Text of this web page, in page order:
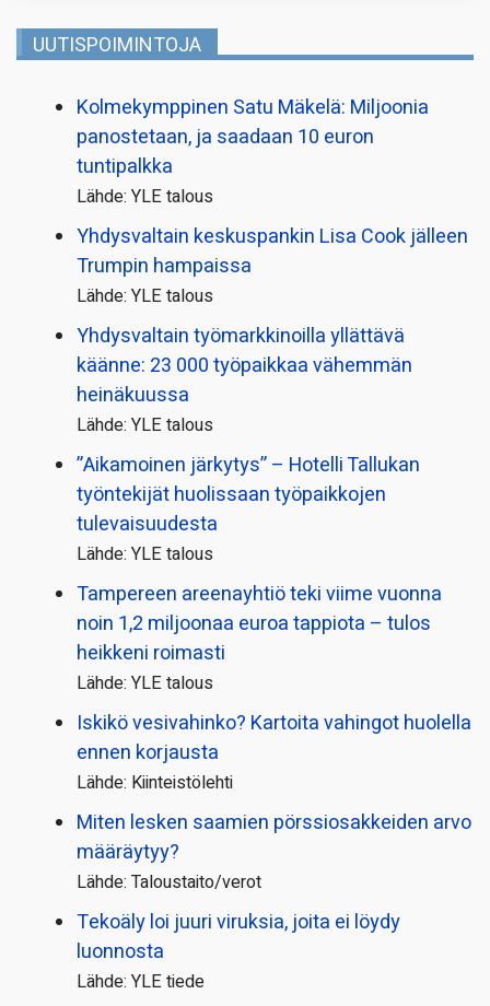
UUTISPOIMINTOJA
Kolmekymppinen Satu Mäkelä: Miljoonia
panostetaan, ja saadaan 10 euron
tuntipalkka
Lähde: YLE talous
Yhdysvaltain keskuspankin Lisa Cook jälleen
Trumpin hampaissa
Lähde: YLE talous
Yhdysvaltain työmarkkinoilla yllättävä
käänne: 23 000 työpaikkaa vähemmän
heinäkuussa
Lähde: YLE talous
”Aikamoinen järkytys” – Hotelli Tallukan
työntekijät huolissaan työpaikkojen
tulevaisuudesta
Lähde: YLE talous
Tampereen areenayhtiö teki viime vuonna
noin 1,2 miljoonaa euroa tappiota – tulos
heikkeni roimasti
Lähde: YLE talous
Iskikö vesivahinko? Kartoita vahingot huolella
ennen korjausta
Lähde: Kiinteistölehti
Miten lesken saamien pörssi­osakkeiden arvo
määräytyy?
Lähde: Taloustaito/verot
Tekoäly loi juuri viruksia, joita ei löydy
luonnosta
Lähde: YLE tiede